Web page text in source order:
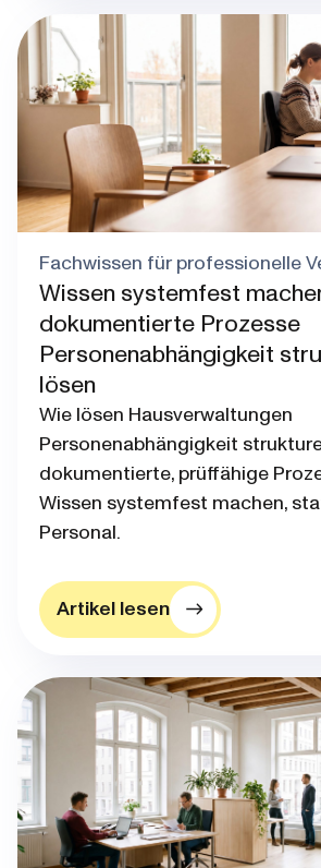
Blog post thumbnail
Fachwissen für professionelle
Wissen systemfest
dokumentierte Prozesse
Personenabhängigkeit
lösen
Wie lösen Hausverwaltungen
Personenabhängigkeit
dokumentierte, prüffähige
Wissen systemfest machen,
Personal.
Artikel lesen
Blog post thumbnail